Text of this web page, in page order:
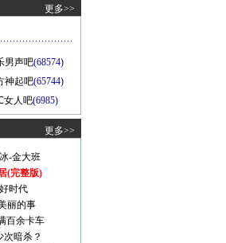
更多>>
男声吧(68574)
神起吧(65744)
女人吧(6985)
更多>>
-金大班
(完整版)
时代
丽的事
百余卡车
暗杀？